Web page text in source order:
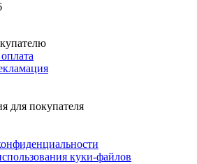
для покупателя
куки-файлов